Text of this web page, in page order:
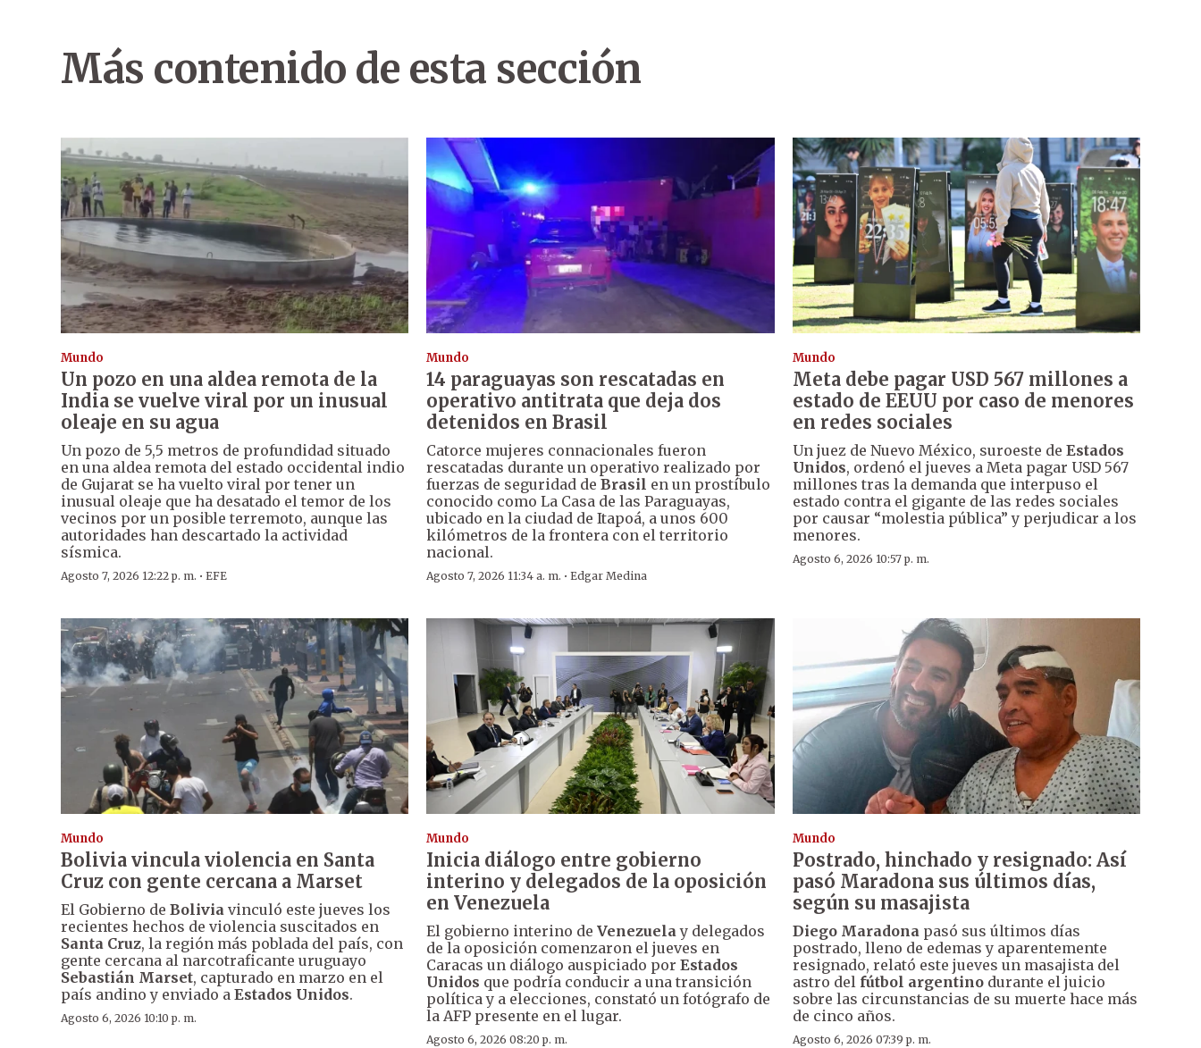
Más contenido de esta sección
Mundo
Un pozo en una aldea remota de la
India se vuelve viral por un inusual
oleaje en su agua
Un pozo de 5,5 metros de profundidad situado
en una aldea remota del estado occidental indio
de Gujarat se ha vuelto viral por tener un
inusual oleaje que ha desatado el temor de los
vecinos por un posible terremoto, aunque las
autoridades han descartado la actividad
sísmica.
Agosto 7, 2026 12:22 p. m. · EFE
Mundo
14 paraguayas son rescatadas en
operativo antitrata que deja dos
detenidos en Brasil
Catorce mujeres connacionales fueron
rescatadas durante un operativo realizado por
fuerzas de seguridad deBrasil en un prostíbulo
conocido como La Casa de las Paraguayas,
ubicado en la ciudad de Itapoá, a unos 600
kilómetros de la frontera con el territorio
nacional.
Agosto 7, 2026 11:34 a. m. ·Edgar Medina
Mundo
Meta debe pagar USD 567 millones a
estado de EEUU por caso de menores
en redes sociales
Un juez de Nuevo México, suroeste de Estados
Unidos, ordenó el jueves a Meta pagar USD 567
millones tras la demanda que interpuso el
estado contra el gigante de las redes sociales
por causar “molestia pública” y perjudicar a los
menores.
Agosto 6, 2026 10:57 p. m.
Mundo
Bolivia vincula violencia en Santa
Cruz con gente cercana a Marset
El Gobierno de Bolivia vinculó este jueves los
recientes hechos de violencia suscitados en
Santa Cruz, la región más poblada del país, con
gente cercana al narcotraficante uruguayo
Sebastián Marset, capturado en marzo en el
país andino y enviado a Estados Unidos.
Agosto 6, 2026 10:10 p. m.
Mundo
Inicia diálogo entre gobierno
interino y delegados de la oposición
en Venezuela
El gobierno interino deVenezuela y delegados
de la oposición comenzaron el jueves en
Caracas un diálogo auspiciado porEstados
Unidos que podría conducir a una transición
política y a elecciones, constató un fotógrafo de
la AFP presente en el lugar.
Agosto 6, 2026 08:20 p. m.
Mundo
Postrado, hinchado y resignado: Así
pasó Maradona sus últimos días,
según su masajista
Diego Maradona pasó sus últimos días
postrado, lleno de edemas y aparentemente
resignado, relató este jueves un masajista del
astro del fútbol argentinodurante el juicio
sobre las circunstancias de su muerte hace más
de cinco años.
Agosto 6, 2026 07:39 p. m.